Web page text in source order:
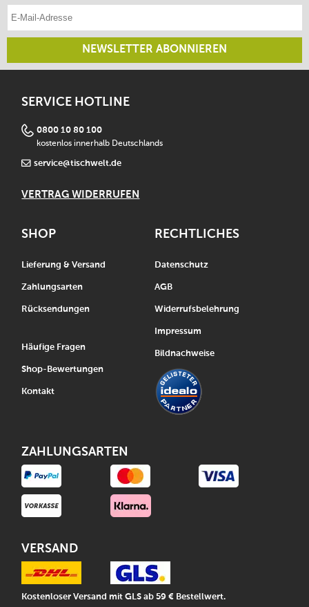
NEWSLETTER ABONNIEREN
SERVICE HOTLINE
0800 10 80 100
kostenlos innerhalb Deutschlands
service@tischwelt.de
VERTRAG WIDERRUFEN
SHOP
Lieferung & Versand
Zahlungsarten
Rücksendungen
Häufige Fragen
Shop-Bewertungen
Kontakt
RECHTLICHES
Datenschutz
AGB
Widerrufsbelehrung
Impressum
Bildnachweise
ZAHLUNGSARTEN
VERSAND
Kostenloser Versand mit GLS ab 59 € Bestellwert.